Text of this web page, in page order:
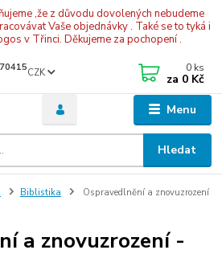
,že z důvodu dovolených nebudeme
Vaše objednávky . Také se to tyká i
v Třinci. Děkujeme za pochopení .
Menu
CZK
Hledat
0 ks
za 0 Kč
Biblistika
Ospravedlnění a znovuzrození
a znovuzrození -